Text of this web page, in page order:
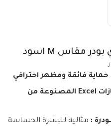
فائقة ومظهر احترافي
اجمع بين القوة والأناقة مع قفازات Excel المصنوعة من
: مثالية للبشرة الحساسة